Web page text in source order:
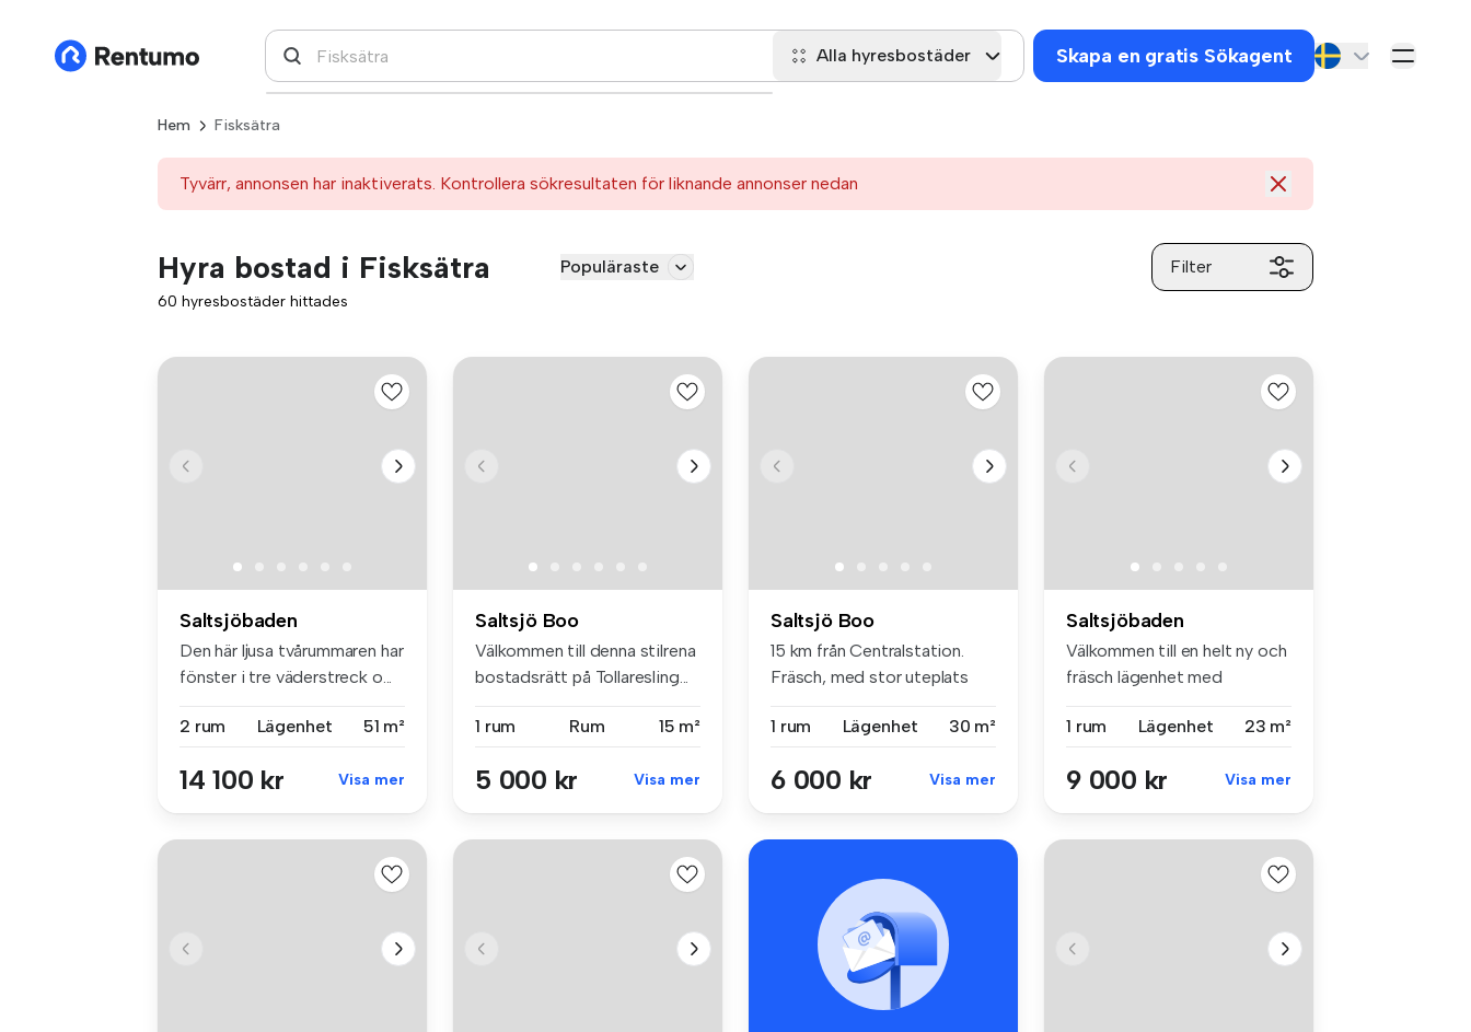
Alla hyresbostäder Skapa en gratis Sökagent
Hem Fisksätra
Tyvärr, annonsen har inaktiverats. Kontrollera sökresultaten för liknande annonser nedan
Hyra bostad i Fisksätra Populäraste Filter
60 hyresbostäder hittades
Saltsjöbaden
Den här ljusa tvårummaren har
fönster i tre väderstreck o...
2 rum Lägenhet 51 m²
14 100 kr Visa mer
Saltsjö Boo
Välkommen till denna stilrena
bostadsrätt på Tollaresling...
1 rum Rum 15 m²
5 000 kr Visa mer
Saltsjö Boo
15 km från Centralstation.
Fräsch, med stor uteplats
1 rum
Lägenhet 30 m²
6 000 kr Visa mer
Saltsjöbaden
Välkommen till en helt ny och
fräsch lägenhet med
1 rum
Lägenhet 23 m²
9 000 kr Visa mer